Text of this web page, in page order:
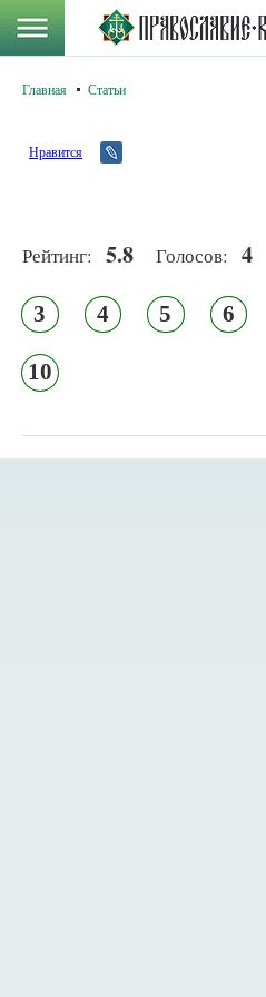
Главная Статьи
Нравится
Рейтинг: 5.8 Голосов: 4
3 4 5 6
10